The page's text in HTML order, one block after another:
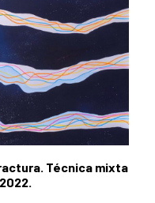
Técnica mixta